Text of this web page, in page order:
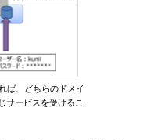
ば、どちらのドメイ
サービスを受けるこ